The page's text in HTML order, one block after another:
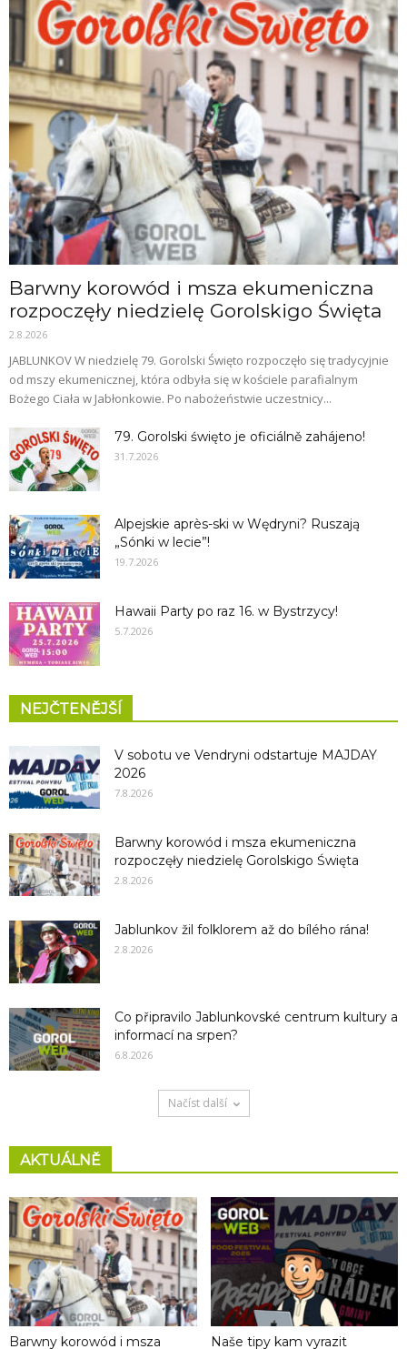
Barwny korowód i msza ekumeniczna
rozpoczęły niedzielę Gorolskigo Święta
2.8.2026
JABLUNKOV W niedzielę 79. Gorolski Święto rozpoczęło się tradycyjnie
od mszy ekumenicznej, która odbyła się w kościele parafialnym
Bożego Ciała w Jabłonkowie. Po nabożeństwie uczestnicy...
79. Gorolski święto je oficiálně zahájeno!
31.7.2026
Alpejskie après-ski w Wędryni? Ruszają
„Sónki w lecie”!
19.7.2026
Hawaii Party po raz 16. w Bystrzycy!
5.7.2026
NEJČTENĚJŠÍ
V sobotu ve Vendryni odstartuje MAJDAY
2026
7.8.2026
Barwny korowód i msza ekumeniczna
rozpoczęły niedzielę Gorolskigo Święta
2.8.2026
Jablunkov žil folklorem až do bílého rána!
2.8.2026
Co připravilo Jablunkovské centrum kultury a
informací na srpen?
6.8.2026
Načíst další
AKTUÁLNĚ
Barwny korowód i msza
Naše tipy kam vyrazit